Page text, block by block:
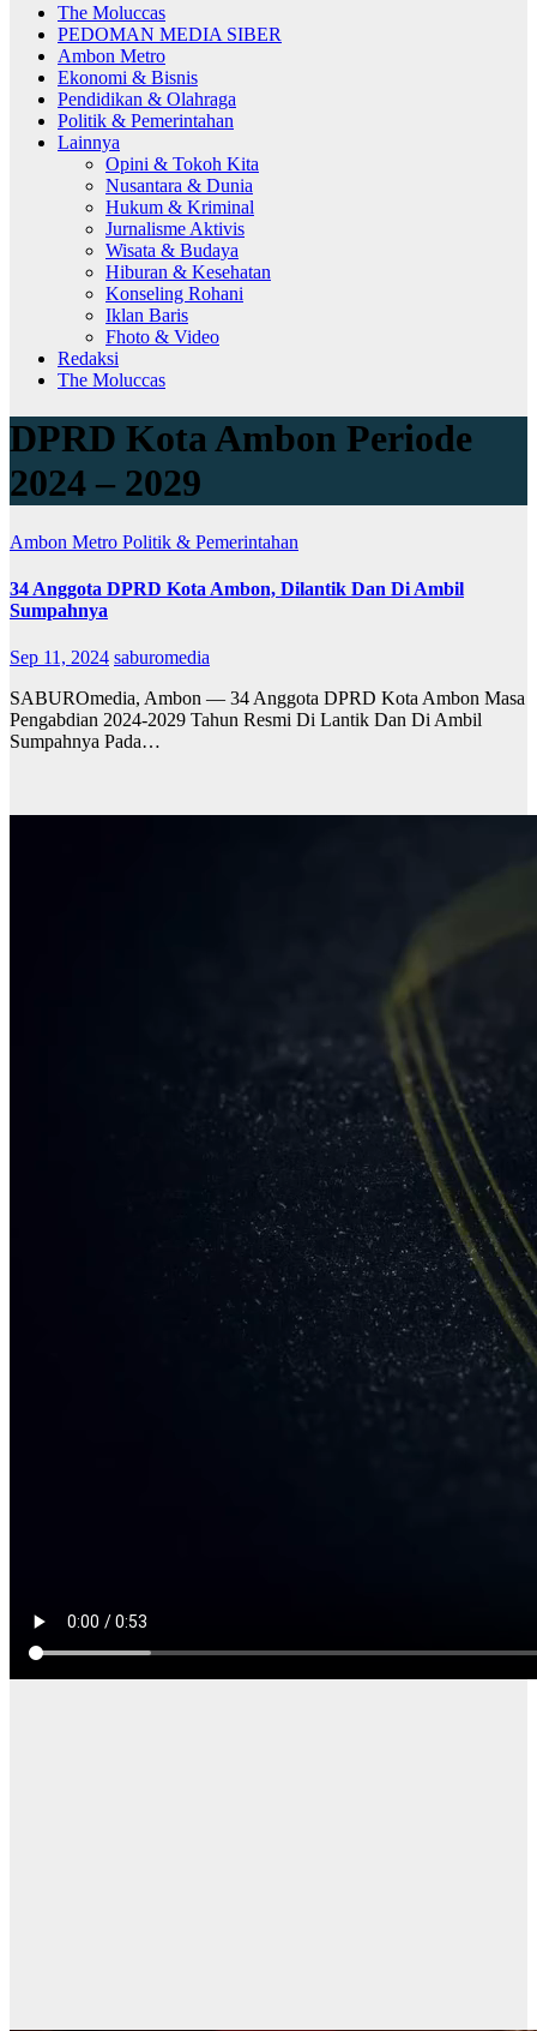
The Moluccas
PEDOMAN MEDIA SIBER
Ambon Metro
Ekonomi & Bisnis
Pendidikan & Olahraga
Politik & Pemerintahan
Lainnya
Opini & Tokoh Kita
Nusantara & Dunia
Hukum & Kriminal
Jurnalisme Aktivis
Wisata & Budaya
Hiburan & Kesehatan
Konseling Rohani
Iklan Baris
Fhoto & Video
Redaksi
The Moluccas
DPRD Kota Ambon Periode
2024 – 2029
Ambon Metro Politik & Pemerintahan
34 Anggota DPRD Kota Ambon, Dilantik Dan Di Ambil
Sumpahnya
Sep 11, 2024 saburomedia
SABUROmedia, Ambon — 34 Anggota DPRD Kota Ambon Masa
Pengabdian 2024-2029 Tahun Resmi Di Lantik Dan Di Ambil
Sumpahnya Pada…